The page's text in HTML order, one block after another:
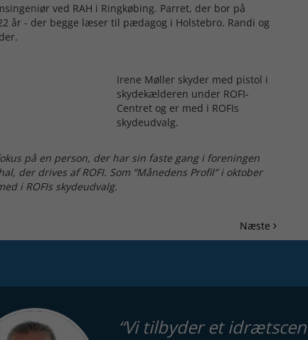
ved RAH i Ringkøbing. Parret, der bor på
år - der begge læser til pædagog i Holstebro. Randi og
Irene Møller skyder med pistol i
skydekælderen under ROFI-
Centret og er med i ROFIs
skydeudvalg.
på en person, der har sin faste gang i foreningen
der drives af ROFI. Som ”Månedens Profil” i oktober
i ROFIs skydeudvalg.
Næste
“Vi tilbyder et